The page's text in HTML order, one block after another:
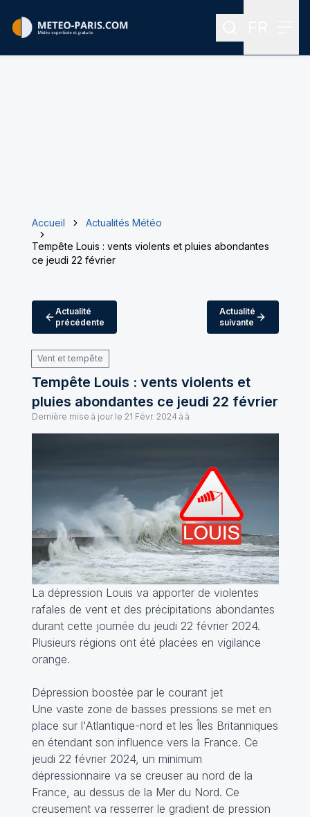
Rechercher
Accueil
Actualités Météo
Tempête Louis : vents violents et pluies abondantes
ce jeudi 22 février
Actualité
précédente
Actualité
suivante
Vent et tempête
Tempête Louis : vents violents et
pluies abondantes ce jeudi 22 février
Dernière mise à jour le 21 Févr. 2024 à à
La dépression Louis va apporter de violentes
rafales de vent et des précipitations abondantes
durant cette journée du jeudi 22 février 2024.
Plusieurs régions ont été placées en vigilance
orange.
Dépression boostée par le courant jet
Une vaste zone de basses pressions se met en
place sur l'Atlantique-nord et les Îles Britanniques
en étendant son influence vers la France. Ce
jeudi 22 février 2024, un minimum
dépressionnaire va se creuser au nord de la
France, au dessus de la Mer du Nord. Ce
creusement va resserrer le gradient de pression